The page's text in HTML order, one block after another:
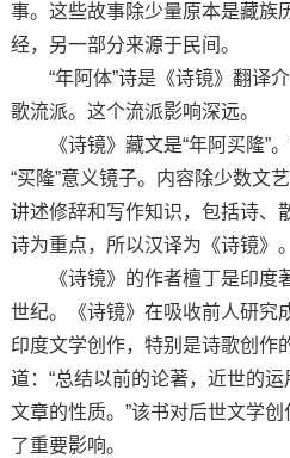
事。这些故事除少量原本是藏族
经，另一部分来源于民间。
“年阿体”诗是《诗镜》翻译介
歌流派。这个流派影响深远。
《诗镜》藏文是“年阿买隆”。“
“买隆”意义镜子。内容除少数文
讲述修辞和写作知识，包括诗、
诗为重点，所以汉译为《诗镜》。
《诗镜》的作者檀丁是印度
世纪。《诗镜》在吸收前人研究
印度文学创作，特别是诗歌创作
道：“总结以前的论著，近世的
文章的性质。”该书对后世文学
了重要影响。